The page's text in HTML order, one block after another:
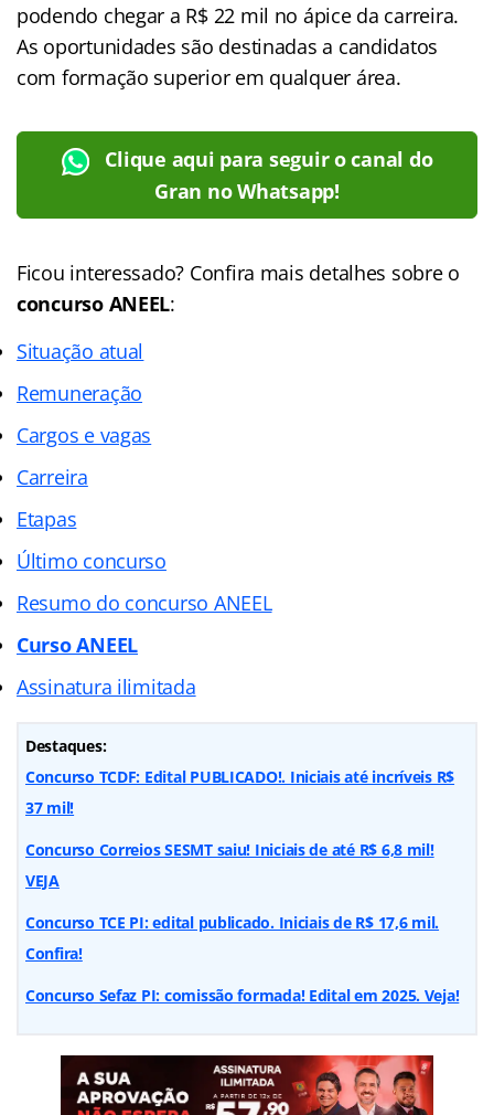
podendo chegar a R$ 22 mil no ápice da carreira.
As oportunidades são destinadas a candidatos
com formação superior em qualquer área.
Clique aqui para seguir o canal do
Gran no Whatsapp!
Ficou interessado? Confira mais detalhes sobre o
concurso ANEEL:
Situação atual
Remuneração
Cargos e vagas
Carreira
Etapas
Último concurso
Resumo do concurso ANEEL
Curso ANEEL
Assinatura ilimitada
Destaques:
Concurso TCDF: Edital PUBLICADO!. Iniciais até incríveis R$
37 mil!
Concurso Correios SESMT saiu! Iniciais de até R$ 6,8 mil!
VEJA
Concurso TCE PI: edital publicado. Iniciais de R$ 17,6 mil.
Confira!
Concurso Sefaz PI: comissão formada! Edital em 2025. Veja!